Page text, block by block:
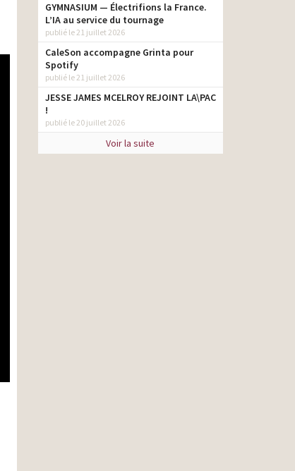
GYMNASIUM — Électrifions la France.
L’IA au service du tournage
publié le 21 juillet 2026
CaleSon accompagne Grinta pour
Spotify
publié le 21 juillet 2026
JESSE JAMES MCELROY REJOINT LA\PAC
!
publié le 20 juillet 2026
Voir la suite